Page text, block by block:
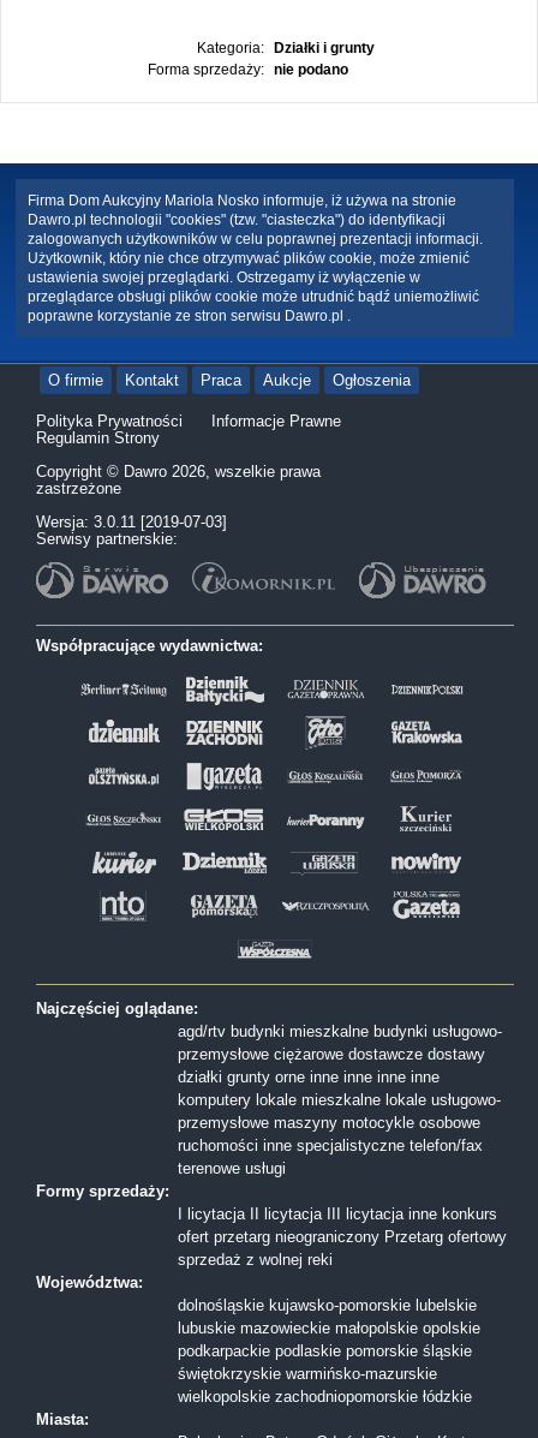
Kategoria:
Działki i grunty
Forma sprzedaży:
nie podano
Firma Dom Aukcyjny Mariola Nosko informuje, iż używa na stronie
Dawro.pl technologii "cookies" (tzw. "ciasteczka") do identyfikacji
zalogowanych użytkowników w celu poprawnej prezentacji informacji.
Użytkownik, który nie chce otrzymywać plików cookie, może zmienić
ustawienia swojej przeglądarki. Ostrzegamy iż wyłączenie w
przeglądarce obsługi plików cookie może utrudnić bądź uniemożliwić
poprawne korzystanie ze stron serwisu Dawro.pl .
O firmie Kontakt Praca Aukcje Ogłoszenia
Polityka Prywatności
Informacje Prawne
Regulamin Strony
Copyright © Dawro 2026, wszelkie prawa
zastrzeżone
Wersja: 3.0.11 [2019-07-03]
Serwisy partnerskie:
Współpracujące wydawnictwa:
Najczęściej oglądane:
agd/rtv budynki mieszkalne budynki usługowo-
przemysłowe ciężarowe dostawcze dostawy
działki grunty orne inne inne inne inne
komputery lokale mieszkalne lokale usługowo-
przemysłowe maszyny motocykle osobowe
ruchomości inne specjalistyczne telefon/fax
terenowe usługi
Formy sprzedaży:
I licytacja
II licytacja III licytacja inne konkurs
ofert przetarg nieograniczony Przetarg ofertowy
sprzedaż z wolnej reki
Województwa:
dolnośląskie kujawsko-pomorskie lubelskie
lubuskie mazowieckie małopolskie opolskie
podkarpackie podlaskie pomorskie śląskie
świętokrzyskie warmińsko-mazurskie
wielkopolskie zachodniopomorskie łódzkie
Miasta: